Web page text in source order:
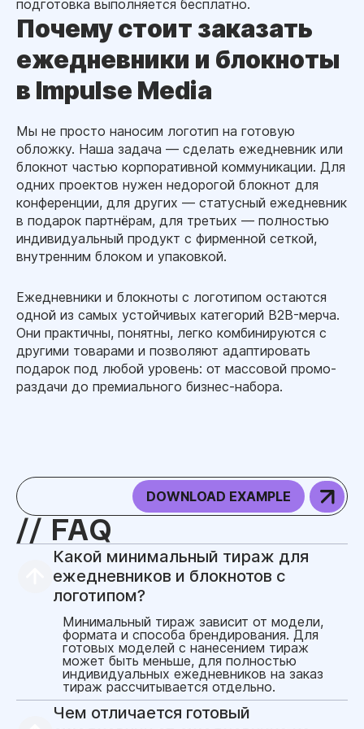
подготовка выполняется бесплатно.
Почему стоит заказать
ежедневники и блокноты
в Impulse Media
Мы не просто наносим логотип на готовую
обложку. Наша задача — сделать ежедневник или
блокнот частью корпоративной коммуникации. Для
одних проектов нужен недорогой блокнот для
конференции, для других — статусный ежедневник
в подарок партнёрам, для третьих — полностью
индивидуальный продукт с фирменной сеткой,
внутренним блоком и упаковкой.
Ежедневники и блокноты с логотипом остаются
одной из самых устойчивых категорий B2B-мерча.
Они практичны, понятны, легко комбинируются с
другими товарами и позволяют адаптировать
подарок под любой уровень: от массовой промо-
раздачи до премиального бизнес-набора.
DOWNLOAD EXAMPLE
FAQ
Какой минимальный тираж для
ежедневников и блокнотов с
логотипом?
Минимальный тираж зависит от модели,
формата и способа брендирования. Для
готовых моделей с нанесением тираж
может быть меньше, для полностью
индивидуальных ежедневников на заказ
тираж рассчитывается отдельно.
Чем отличается готовый